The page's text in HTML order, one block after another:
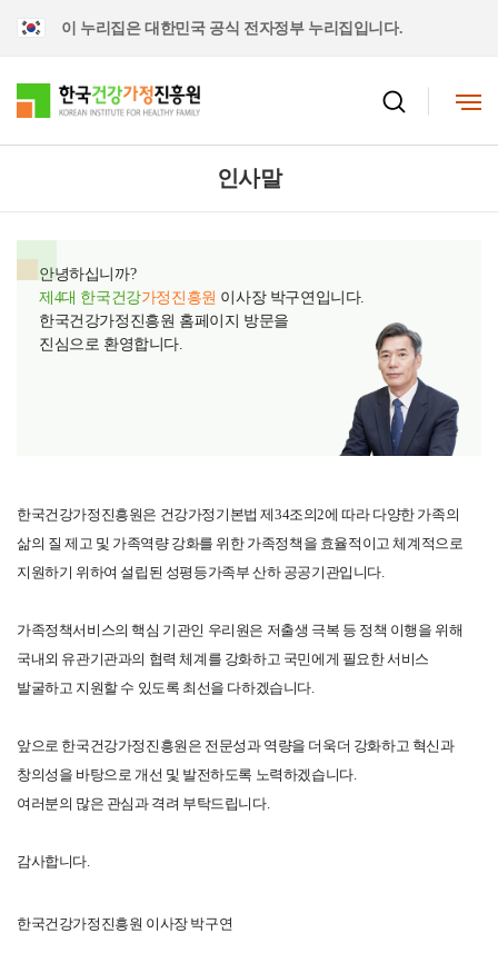
이 누리집은 대한민국 공식 전자정부 누리집입니다.
인사말
안녕하십니까?
제4대 한국건강가정진흥원 이사장 박구연입니다.
한국건강가정진흥원 홈페이지 방문을
진심으로 환영합니다.
한국건강가정진흥원은 건강가정기본법 제34조의2에 따라 다양한 가족의
삶의 질 제고 및 가족역량 강화를 위한 가족정책을 효율적이고 체계적으로
지원하기 위하여 설립된 성평등가족부 산하 공공기관입니다.
가족정책서비스의 핵심 기관인 우리원은 저출생 극복 등 정책 이행을 위해
국내외 유관기관과의 협력 체계를 강화하고 국민에게 필요한 서비스
발굴하고 지원할 수 있도록 최선을 다하겠습니다.
앞으로 한국건강가정진흥원은 전문성과 역량을 더욱더 강화하고 혁신과
창의성을 바탕으로 개선 및 발전하도록 노력하겠습니다.
여러분의 많은 관심과 격려 부탁드립니다.
감사합니다.
한국건강가정진흥원 이사장 박구연